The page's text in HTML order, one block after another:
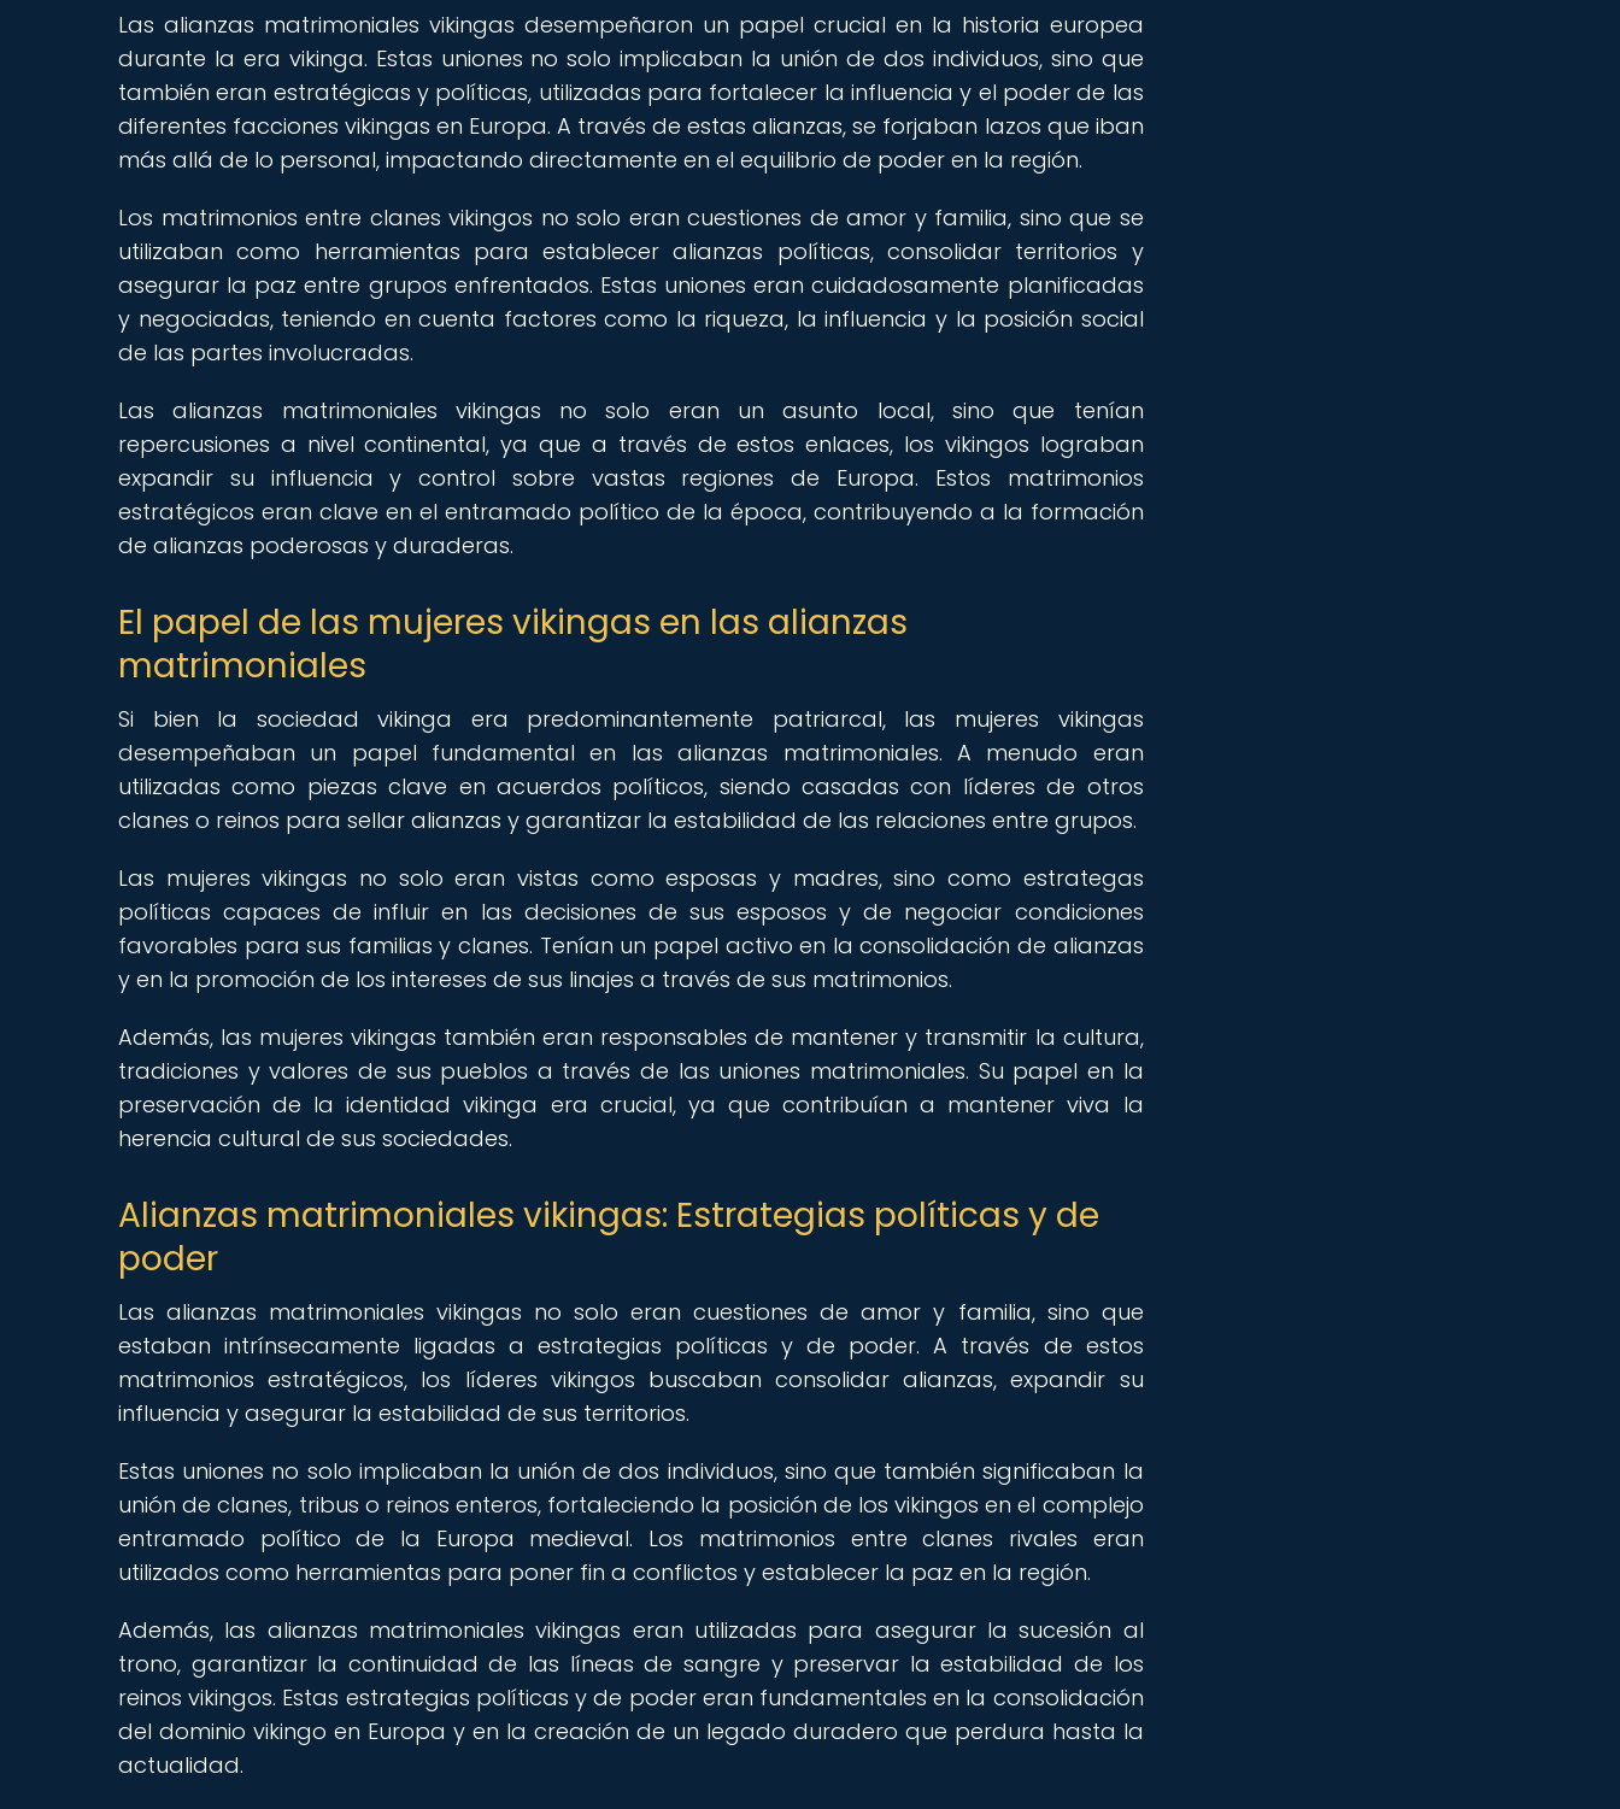
Las alianzas matrimoniales vikingas desempeñaron un papel crucial en la historia europea
durante la era vikinga. Estas uniones no solo implicaban la unión de dos individuos, sino que
también eran estratégicas y políticas, utilizadas para fortalecer la influencia y el poder de las
diferentes facciones vikingas en Europa. A través de estas alianzas, se forjaban lazos que iban
más allá de lo personal, impactando directamente en el equilibrio de poder en la región.
Los matrimonios entre clanes vikingos no solo eran cuestiones de amor y familia, sino que se
utilizaban como herramientas para establecer alianzas políticas, consolidar territorios y
asegurar la paz entre grupos enfrentados. Estas uniones eran cuidadosamente planificadas
y negociadas, teniendo en cuenta factores como la riqueza, la influencia y la posición social
de las partes involucradas.
Las alianzas matrimoniales vikingas no solo eran un asunto local, sino que tenían
repercusiones a nivel continental, ya que a través de estos enlaces, los vikingos lograban
expandir su influencia y control sobre vastas regiones de Europa. Estos matrimonios
estratégicos eran clave en el entramado político de la época, contribuyendo a la formación
de alianzas poderosas y duraderas.
El papel de las mujeres vikingas en las alianzas
matrimoniales
Si bien la sociedad vikinga era predominantemente patriarcal, las mujeres vikingas
desempeñaban un papel fundamental en las alianzas matrimoniales. A menudo eran
utilizadas como piezas clave en acuerdos políticos, siendo casadas con líderes de otros
clanes o reinos para sellar alianzas y garantizar la estabilidad de las relaciones entre grupos.
Las mujeres vikingas no solo eran vistas como esposas y madres, sino como estrategas
políticas capaces de influir en las decisiones de sus esposos y de negociar condiciones
favorables para sus familias y clanes. Tenían un papel activo en la consolidación de alianzas
y en la promoción de los intereses de sus linajes a través de sus matrimonios.
Además, las mujeres vikingas también eran responsables de mantener y transmitir la cultura,
tradiciones y valores de sus pueblos a través de las uniones matrimoniales. Su papel en la
preservación de la identidad vikinga era crucial, ya que contribuían a mantener viva la
herencia cultural de sus sociedades.
Alianzas matrimoniales vikingas: Estrategias políticas y de
poder
Las alianzas matrimoniales vikingas no solo eran cuestiones de amor y familia, sino que
estaban intrínsecamente ligadas a estrategias políticas y de poder. A través de estos
matrimonios estratégicos, los líderes vikingos buscaban consolidar alianzas, expandir su
influencia y asegurar la estabilidad de sus territorios.
Estas uniones no solo implicaban la unión de dos individuos, sino que también significaban la
unión de clanes, tribus o reinos enteros, fortaleciendo la posición de los vikingos en el complejo
entramado político de la Europa medieval. Los matrimonios entre clanes rivales eran
utilizados como herramientas para poner fin a conflictos y establecer la paz en la región.
Además, las alianzas matrimoniales vikingas eran utilizadas para asegurar la sucesión al
trono, garantizar la continuidad de las líneas de sangre y preservar la estabilidad de los
reinos vikingos. Estas estrategias políticas y de poder eran fundamentales en la consolidación
del dominio vikingo en Europa y en la creación de un legado duradero que perdura hasta la
actualidad.